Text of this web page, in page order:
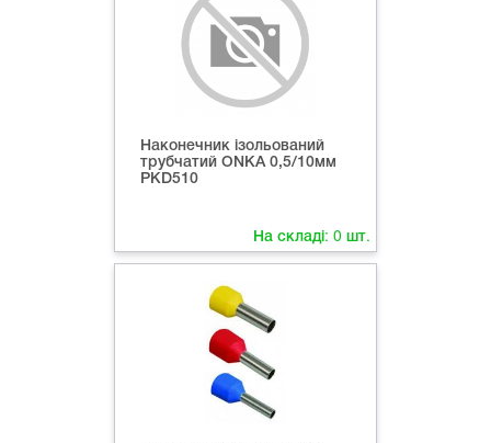
Наконечник ізольований
трубчатий ONKA 0,5/10мм
PKD510
На складі: 0 шт.